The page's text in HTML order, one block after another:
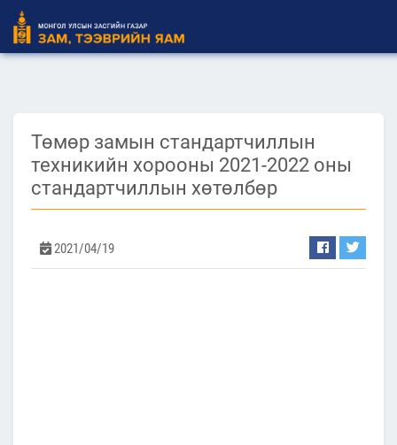
Төмөр замын стандартчиллын
техникийн хорооны 2021-2022 оны
стандартчиллын хөтөлбөр
2021/04/19